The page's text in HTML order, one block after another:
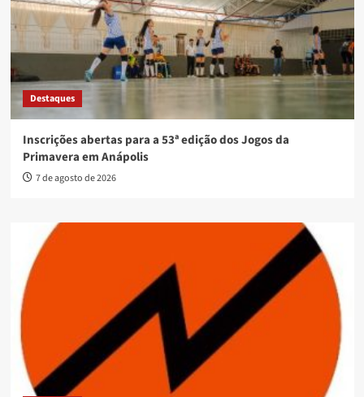
Destaques
Inscrições abertas para a 53ª edição dos Jogos da
Primavera em Anápolis
7 de agosto de 2026